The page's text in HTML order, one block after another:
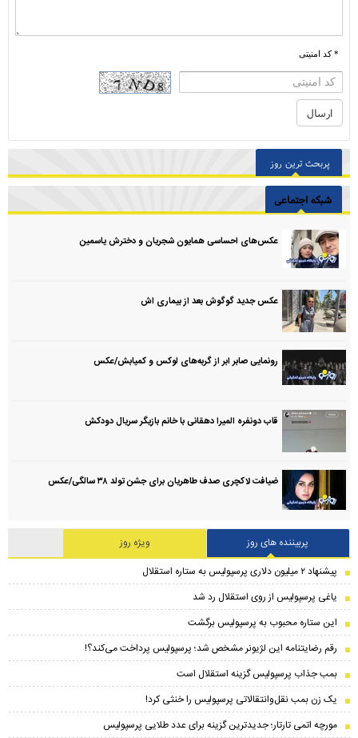
* کد امنیتی
پربحث ترین روز
شبکه اجتماعی
عکس‌های احساسی همایون شجریان و دخترش یاسمین
عکس جدید گوگوش بعد از بیماری اش
رونمایی صابر ابر از گربه‌های لوکس و کمیابش/عکس
قاب دونفره المیرا دهقانی با خانم بازیگر سریال دودکش
ضیافت لاکچری صدف طاهریان برای جشن تولد ۳۸ سالگی‌/عکس
پربیننده های روز
ویژه روز
پیشنهاد ۲ میلیون دلاری پرسپولیس به ستاره استقلال
یاغی پرسپولیس از روی استقلال رد شد
این ستاره محبوب به پرسپولیس برگشت
رقم رضایتنامه این لژیونر مشخص شد؛ پرسپولیس پرداخت می‌کند؟!
بمب جذاب پرسپولیس گزینه استقلال است
یک زن بمب نقل‌وانتقالاتی پرسپولیس را خنثی کرد!
مورچه اتمی تارتار؛ جدیدترین گزینه برای عدد طلایی پرسپولیس